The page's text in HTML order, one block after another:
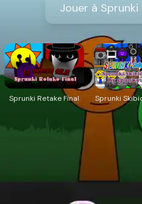
Jouer à
Sprunki Retake Final Sprunki